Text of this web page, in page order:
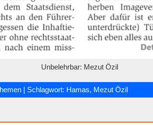
Unbelehrbar: Mezut Özil
| Schlagwort: Hamas, Mezut Özil